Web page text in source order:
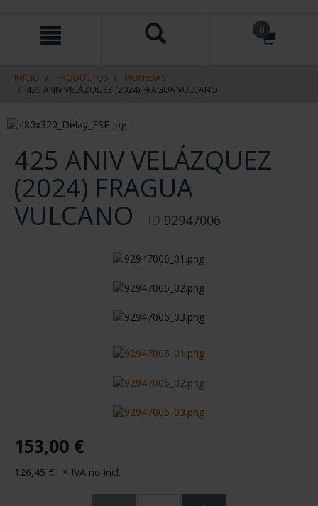
contenido
navegacin
0
INICIO PRODUCTOS
MONEDAS
425 ANIV VELÁZQUEZ (2024) FRAGUA VULCANO
425 ANIV VELÁZQUEZ
(2024) FRAGUA
VULCANO ID 92947006
153,00 €
126,45 € * IVA no incl.